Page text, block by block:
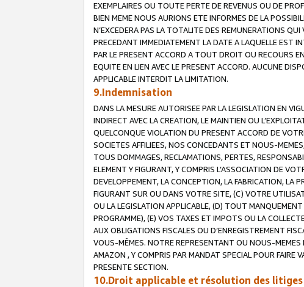
EXEMPLAIRES OU TOUTE PERTE DE REVENUS OU DE
BIEN MEME NOUS AURIONS ETE INFORMES DE LA
N’EXCEDERA PAS LA TOTALITE DES REMUNERATIONS
PRECEDANT IMMEDIATEMENT LA DATE A LAQUELLE EST
PAR LE PRESENT ACCORD A TOUT DROIT OU RECOURS
EQUITE EN LIEN AVEC LE PRESENT ACCORD. AUCUNE
APPLICABLE INTERDIT LA LIMITATION.
9.Indemnisation
DANS LA MESURE AUTORISEE PAR LA LEGISLATION EN
INDIRECT AVEC LA CREATION, LE MAINTIEN OU
QUELCONQUE VIOLATION DU PRESENT ACCORD DE
SOCIETES AFFILIEES, NOS CONCEDANTS ET NOUS-
TOUS DOMMAGES, RECLAMATIONS, PERTES,
ELEMENT Y FIGURANT, Y COMPRIS L’ASSOCIATION DE
DEVELOPPEMENT, LA CONCEPTION, LA FABRICATION, LA
FIGURANT SUR OU DANS VOTRE SITE, (C) VOTRE
OU LA LEGISLATION APPLICABLE, (D) TOUT
PROGRAMME), (E) VOS TAXES ET IMPOTS OU LA
AUX OBLIGATIONS FISCALES OU D’ENREGISTREMENT
VOUS-MÊMES. NOTRE REPRESENTANT OU NOUS-
AMAZON , Y COMPRIS PAR MANDAT SPECIAL POUR
PRESENTE SECTION.
10.Droit applicable et résolution des litiges